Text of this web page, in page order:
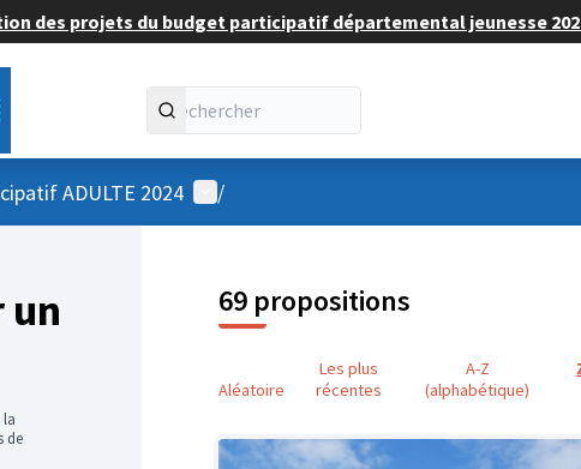
des projets du budget participatif départemental jeunesse
ADULTE 2024 Menu utilisateur
/
un
la
de
69 propositions
Aléatoire
Les plus
récentes
A-Z
(alphabétique)